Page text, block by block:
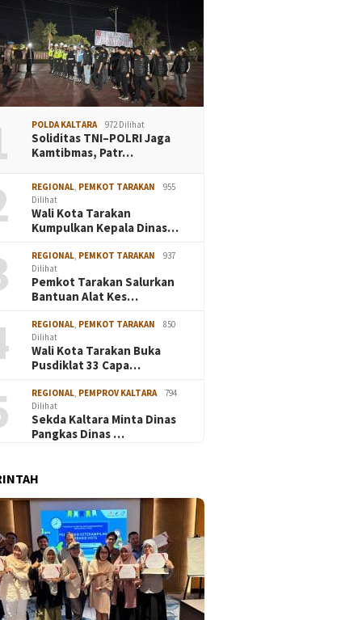
POLDA KALTARA 972 Dilihat
Soliditas TNI–POLRI Jaga
Kamtibmas, Patr…
REGIONAL PEMKOT TARAKAN
955
Dilihat
Wali Kota Tarakan
Kumpulkan Kepala Dinas…
REGIONAL PEMKOT TARAKAN
937
Dilihat
Pemkot Tarakan Salurkan
Bantuan Alat Kes…
REGIONAL PEMKOT TARAKAN
850
Dilihat
Wali Kota Tarakan Buka
Pusdiklat 33 Capa…
REGIONAL PEMPROV KALTARA
794
Dilihat
Sekda Kaltara Minta Dinas
Pangkas Dinas …